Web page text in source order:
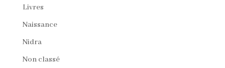
Livres
Naissance
Nidra
Non classé